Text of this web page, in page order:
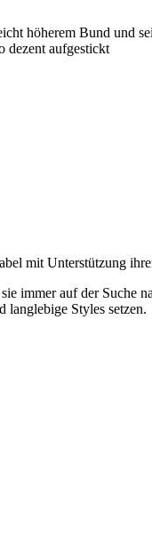
höherem Bund und
dezent aufgestickt
mit Unterstützung
immer auf der
langlebige Styles setzen.